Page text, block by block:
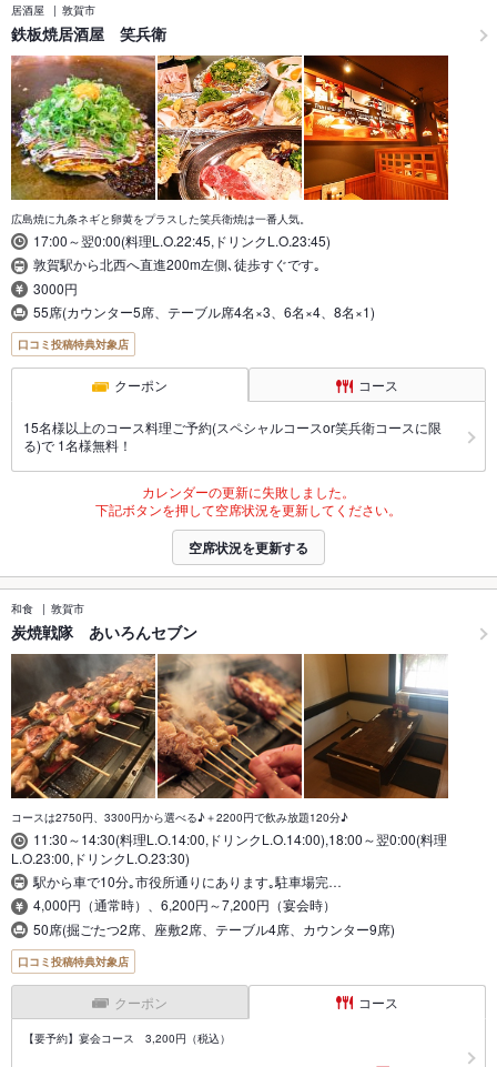
居酒屋 敦賀市
鉄板焼居酒屋 笑兵衛
広島焼に九条ネギと卵黄をプラスした笑兵衛焼は一番人気。
17:00～翌0:00(料理L.O.22:45,ドリンクL.O.23:45)
敦賀駅から北西へ直進200m左側､徒歩すぐです｡
3000円
55席(カウンター5席、テーブル席4名×3、6名×4、8名×1)
口コミ投稿特典対象店
クーポン コース
15名様以上のコース料理ご予約(スペシャルコースor笑兵衛コースに限
る)で 1名様無料！
カレンダーの更新に失敗しました。
下記ボタンを押して空席状況を更新してください。
空席状況を更新する
和食 敦賀市
炭焼戦隊 あいろんセブン
コースは2750円、3300円から選べる♪＋2200円で飲み放題120分♪
11:30～14:30(料理L.O.14:00,ドリンクL.O.14:00),18:00～翌0:00(料理
L.O.23:00,ドリンクL.O.23:30)
駅から車で10分｡市役所通りにあります｡駐車場完…
4,000円（通常時）、6,200円～7,200円（宴会時）
50席(掘ごたつ2席、座敷2席、テーブル4席、カウンター9席)
口コミ投稿特典対象店
クーポン コース
【要予約】宴会コース 3,200円（税込）